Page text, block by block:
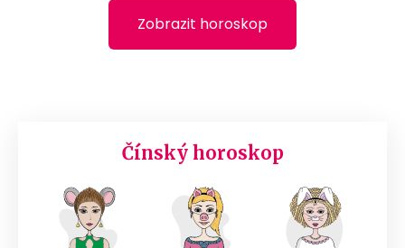
Zobrazit horoskop
Čínský horoskop